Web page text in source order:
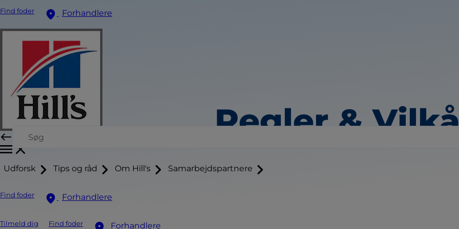
Find foder Forhandlere
Udforsk Tips og råd Om Hill's Samarbejdspartnere
Find foder Forhandlere
Tilmeld dig Find foder Forhandlere
Regler &